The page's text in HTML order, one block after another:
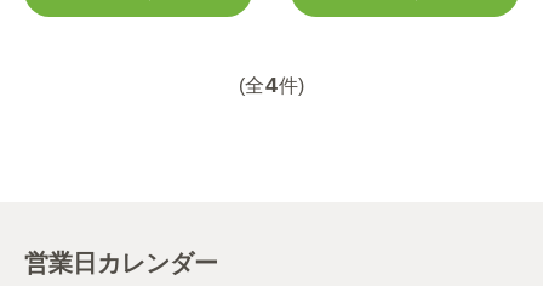
(全4件)
営業日カレンダー